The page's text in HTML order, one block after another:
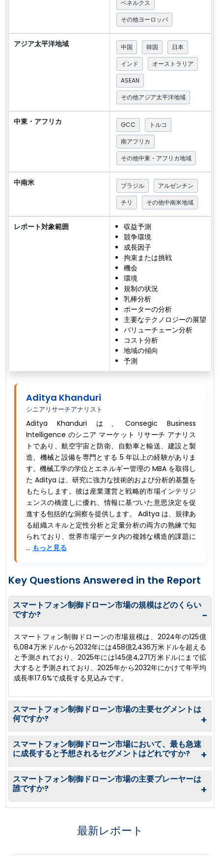
ベネルクス
その他ヨーロッパ
アジア太平洋地域 中国 韓国
日本
インド
オーストラリア
ASEAN
その他アジア太平洋地域
中東・アフリカ GCC
トルコ
南アフリカ
その他中東・アフリカ地域
中南米 ブラジル
アルゼンチン
チリ
その他中南米地域
レポート対象範囲
収益予測
競争環境
成長因子
拘束または挑戦
機会
環境
規制の状況
乳棒分析
ポーターの分析
主要なテクノロジーの展望
バリューチェーン分析
コスト分析
地域の傾向
予測
Aditya Khanduri
シニアリサーチアナリスト
Aditya Khanduri は、Consegic Business
Intelligence のシニア マーケット リサーチ アナリス
トであり、航空宇宙と防衛、自動車と輸送、建設と製
造、機械と設備を専門とする 5 年以上の経験がありま
す。機械工学の学位とエネルギー管理の MBA を取得し
た Aditya は、研究に強力な技術的および分析的基盤を
もたらします。彼は産業運営と戦略的市場インテリジ
ェンスの橋渡しに優れ、情報に基づいた意思決定を促
進する包括的な洞察を提供します。 Aditya は、規律あ
る組織スキルと定性分析と定量分析の両方の熟練で知
られており、世界市場データ内の複雑な構造的課題に
... もっと見る
Key Questions Answered in the Report
スマートフォン制御ドローン市場の規模はどのくらい
ですか?
−
スマートフォン制御ドローンの市場規模は、2024年の125億
6,084万米ドルから2032年には458億2,436万米ドルを超える
と予測されており、2025年には145億4,271万米ドルにまで拡
大すると予測されており、2025年から2032年にかけて年平均
成長率17.6%で成長する見込みです。
スマートフォン制御ドローン市場の主要セグメントは
何ですか?
+
スマートフォン制御ドローン市場において、最も急速
に成長すると予想されるセグメントはどれですか?
+
スマートフォン制御ドローン市場の主要プレーヤーは
誰ですか?
+
最新レポート